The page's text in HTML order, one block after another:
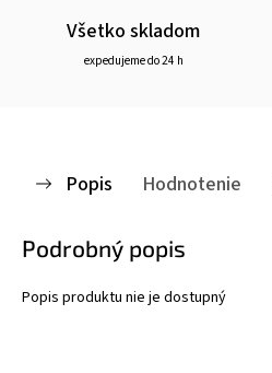
Všetko skladom
expedujeme do 24 h
Popis Hodnotenie
Podrobný popis
Popis produktu nie je dostupný